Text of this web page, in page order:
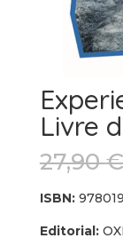
Livre
27,90€
ISBN:
Editorial: